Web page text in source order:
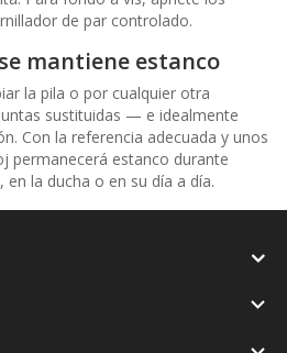
de par controlado.
mantiene estanco
la pila o por cualquier otra
sustituidas — e idealmente
Con la referencia adecuada y unos
permanecerá estanco durante
la ducha o en su día a día.
